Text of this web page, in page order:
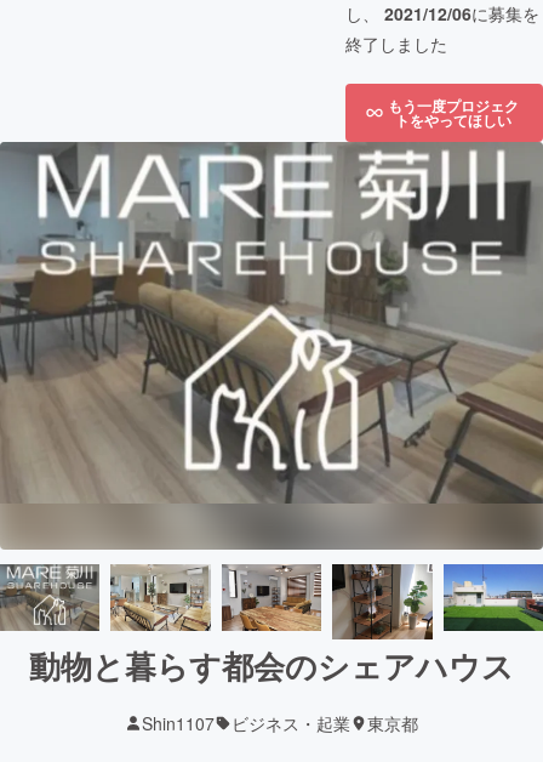
し、 2021/12/06に募集を
終了しました
もう一度プロジェク
トをやってほしい
動物と暮らす都会のシェアハウス
Shin1107 ビジネス・起業 東京都